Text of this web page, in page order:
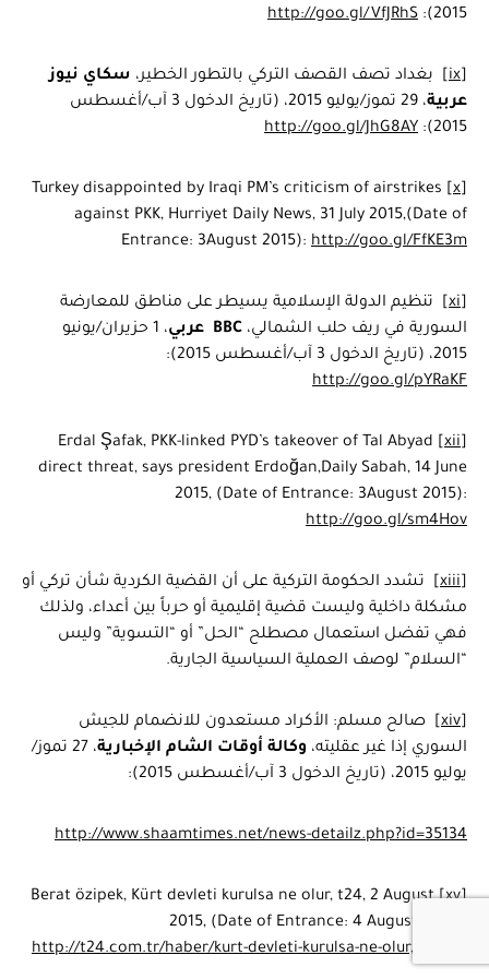
2015):
http://goo.gl/VfJRhS
[ix] بغداد تصف القصف التركي بالتطور الخطير، سكاي نيوز
عربية
، 29 تموز/يوليو 2015، (تاريخ الدخول 3 آب/أغسطس
2015):
http://goo.gl/JhG8AY
[x]
Turkey disappointed by Iraqi PM’s criticism of airstrikes
against PKK, Hurriyet Daily News, 31 July 2015,(Date of
Entrance: 3August 2015): http://goo.gl/FfKE3m
[xi]
تنظيم الدولة الإسلامية يسيطر على مناطق للمعارضة
السورية في ريف حلب الشمالي، BBC عربي
، 1 حزيران/يونيو
2015، (تاريخ الدخول 3 آب/أغسطس 2015):
http://goo.gl/pYRaKF
[xii]
Erdal Şafak, PKK-linked PYD’s takeover of Tal Abyad
direct threat, says president Erdoğan,Daily Sabah, 14 June
2015, (Date of Entrance: 3August 2015):
http://goo.gl/sm4Hov
[xiii]
تشدد الحكومة التركية على أن القضية الكردية شأن تركي أو
مشكلة داخلية وليست قضية إقليمية أو حرباً بين أعداء، ولذلك
فهي تفضل استعمال مصطلح “الحل” أو “التسوية” وليس
“السلام” لوصف العملية السياسية الجارية.
[xiv]
صالح مسلم: الأكراد مستعدون للانضمام للجيش
السوري إذا غير عقليته، وكالة أوقات الشام الإخبارية
، 27 تموز/
يوليو 2015، (تاريخ الدخول 3 آب/أغسطس 2015):
http://www.shaamtimes.net/news-detailz.php?id=35134
[xv]
Berat özipek, Kürt devleti kurulsa ne olur, t24, 2 August
2015, (Date of Entrance: 4 August 2015):
http://t24.com.tr/haber/kurt-devleti-kurulsa-ne-olur,209955